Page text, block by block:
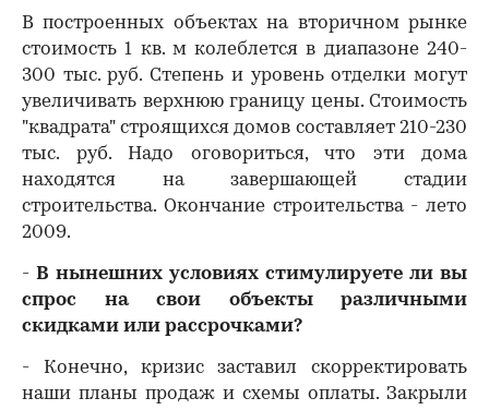
В построенных объектах на вторичном рынке
стоимость 1 кв. м колеблется в диапазоне 240-
300 тыс. руб. Степень и уровень отделки могут
увеличивать верхнюю границу цены. Стоимость
"квадрата" строящихся домов составляет 210-230
тыс. руб. Надо оговориться, что эти дома
находятся на завершающей стадии
строительства. Окончание строительства - лето
2009.
- В нынешних условиях стимулируете ли вы
спрос на свои объекты различными
скидками или рассрочками?
- Конечно, кризис заставил скорректировать
наши планы продаж и схемы оплаты. Закрыли